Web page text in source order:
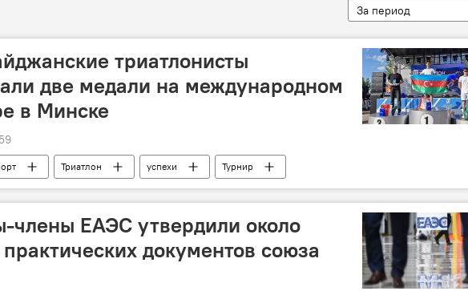
За период
триатлонисты
две медали на международном
в Минске
Триатлон успехи Турнир
члены ЕАЭС утвердили около
документов союза